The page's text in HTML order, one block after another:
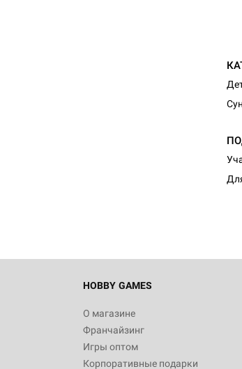
HOBBY GAMES
О магазине
Франчайзинг
Игры оптом
Корпоративные подарки
Настольная игра Hobby World
"Мир фантастики. Спецвыпуск:
империи: Боевая тревога
799
Настольная игра Hobby World
империи. Четвёртая редакция:
Рубеж